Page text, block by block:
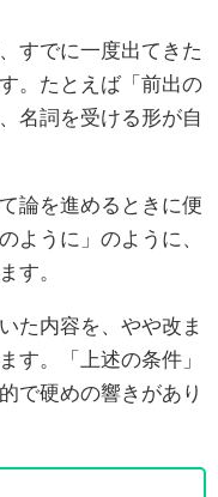
すでに一度出てきた
。たとえば「前出の
名詞を受ける形が自
論を進めるときに便
ように」のように、
す。
た内容を、やや改ま
す。「上述の条件」
で硬めの響きがあり